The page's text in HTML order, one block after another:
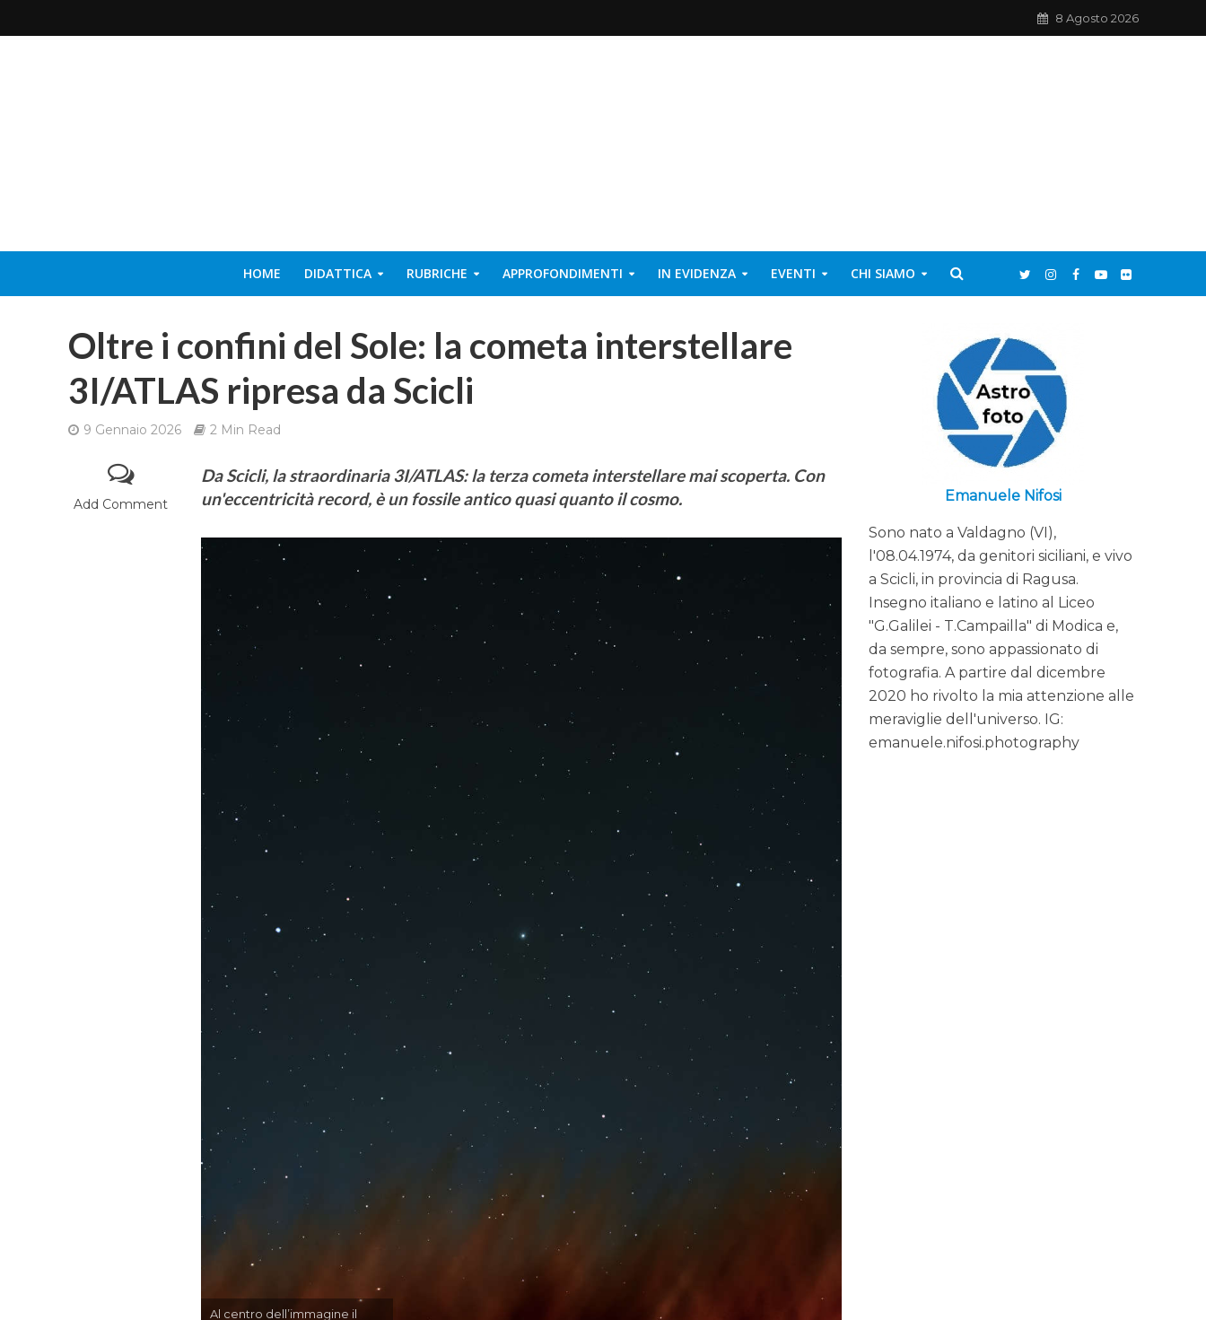
8 Agosto 2026
HOME DIDATTICA RUBRICHE APPROFONDIMENTI IN EVIDENZA EVENTI CHI SIAMO
Oltre i confini del Sole: la cometa interstellare
3I/ATLAS ripresa da Scicli
9 Gennaio 2026 2 Min Read
Add Comment
Da Scicli, la straordinaria 3I/ATLAS: la terza cometa interstellare mai scoperta. Con
un'eccentricità record, è un fossile antico quasi quanto il cosmo.
Al centro dell’immagine il
Emanuele Nifosi
Sono nato a Valdagno (VI),
l'08.04.1974, da genitori siciliani, e vivo
a Scicli, in provincia di Ragusa.
Insegno italiano e latino al Liceo
"G.Galilei - T.Campailla" di Modica e,
da sempre, sono appassionato di
fotografia. A partire dal dicembre
2020 ho rivolto la mia attenzione alle
meraviglie dell'universo. IG:
emanuele.nifosi.photography